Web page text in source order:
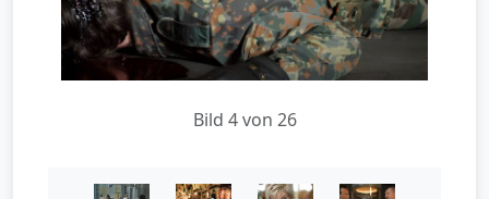
Bild 4 von 26